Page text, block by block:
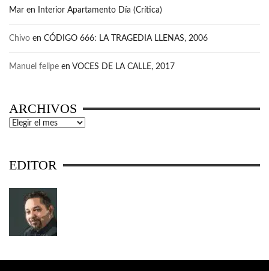
Mar en Interior Apartamento Día (Crítica)
Chivo en CÓDIGO 666: LA TRAGEDIA LLENAS, 2006
Manuel felipe en VOCES DE LA CALLE, 2017
ARCHIVOS
Archivos
EDITOR